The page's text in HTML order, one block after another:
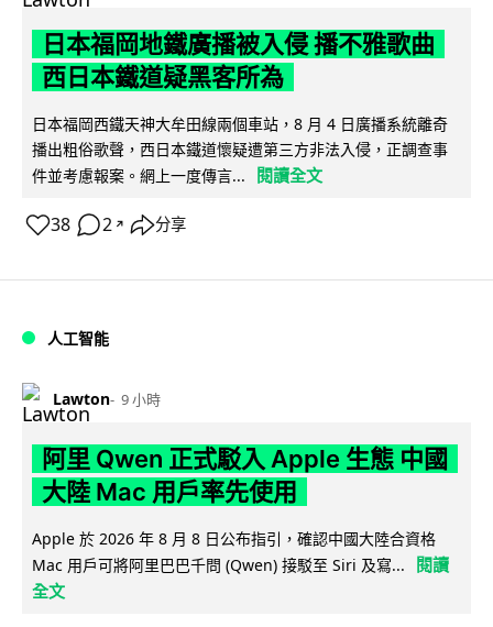
日本福岡地鐵廣播被入侵 播不雅歌曲
西日本鐵道疑黑客所為
日本福岡西鐵天神大牟田線兩個車站，8 月 4 日廣播系統離奇
播出粗俗歌聲，西日本鐵道懷疑遭第三方非法入侵，正調查事
件並考慮報案。網上一度傳言...
閱讀全文
38 2 ↗ 分享
人工智能
Lawton 9 小時
阿里 Qwen 正式駁入 Apple 生態 中國
大陸 Mac 用戶率先使用
Apple 於 2026 年 8 月 8 日公布指引，確認中國大陸合資格
Mac 用戶可將阿里巴巴千問 (Qwen) 接駁至 Siri 及寫...
閱讀
全文